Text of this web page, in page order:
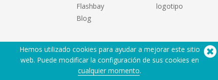
Flashbay
Blog
logotipo
Hemos utilizado cookies para ayudar a mejorar este sitio
web. Puede modificar la configuración de sus cookies en
cualquier momento.